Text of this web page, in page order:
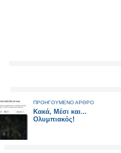
ΠΡΟΗΓΟΥΜΕΝΟ ΑΡΘΡΟ
Κακά, Μέσι και...
Ολυμπιακός!